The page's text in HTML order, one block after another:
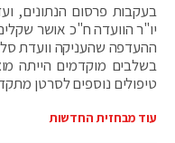
בעקבות פרסום הנתונים,
יו"ר הוועדה ח"כ אושר
ההעדפה שהעניקה וועדת סל
בשלבים מוקדמים הייתה
טיפולים נוספים לסרטן
עוד מבחזית החדשות